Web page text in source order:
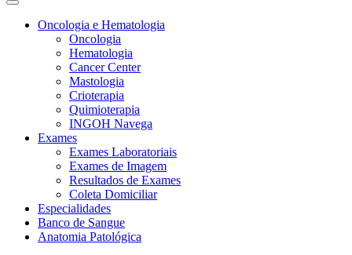
Oncologia e Hematologia
Oncologia
Hematologia
Cancer Center
Mastologia
Crioterapia
Quimioterapia
INGOH Navega
Exames
Exames Laboratoriais
Exames de Imagem
Resultados de Exames
Coleta Domiciliar
Especialidades
Banco de Sangue
Anatomia Patológica